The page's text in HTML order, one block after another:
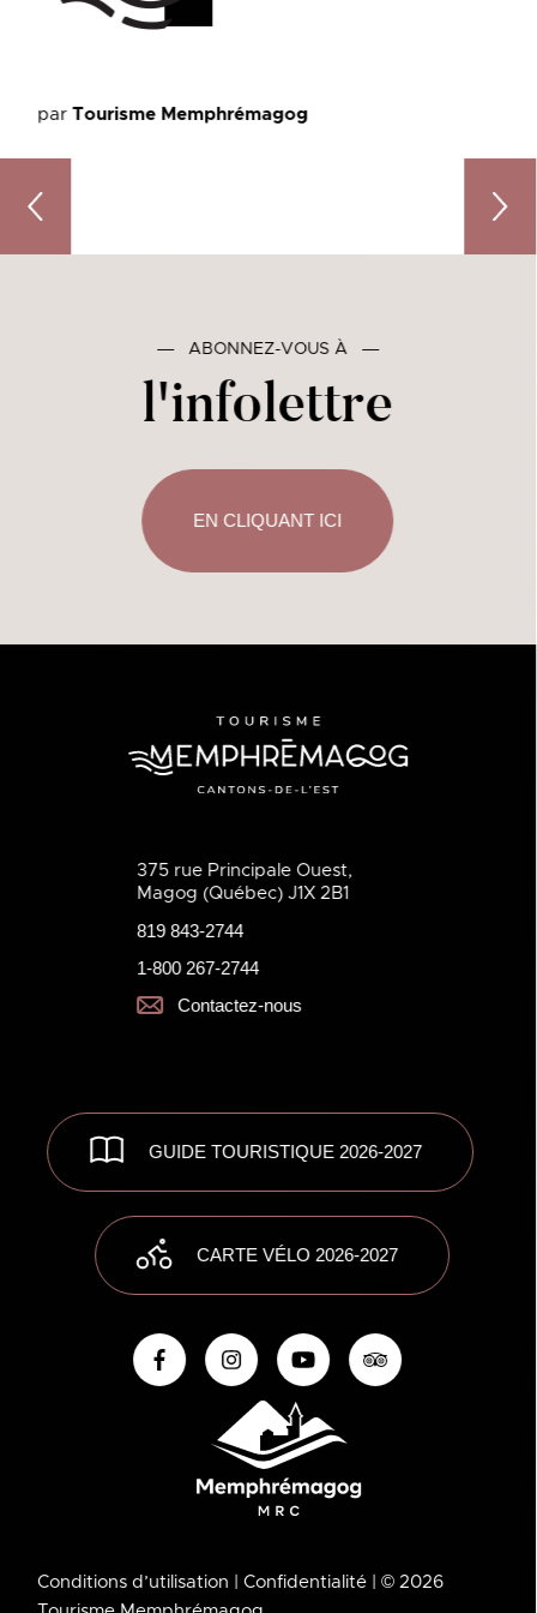
parTourisme Memphrémagog
La tournée des saveurs : 5 microbrasseries à découvrir
10
― ABONNEZ-VOUS À ―
l'infolettre
EN CLIQUANT ICI
375 rue Principale Ouest,
Magog (Québec) J1X 2B1
819 843-2744
1-800 267-2744
Contactez-nous
GUIDE TOURISTIQUE 2026-2027
CARTE VÉLO 2026-2027
Conditions d’utilisation | Confidentialité | © 2026